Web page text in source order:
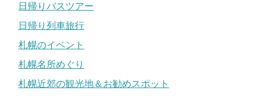
日帰りバスツアー
日帰り列車旅行
札幌のイベント
札幌名所めぐり
札幌近郊の観光地＆お勧めスポット